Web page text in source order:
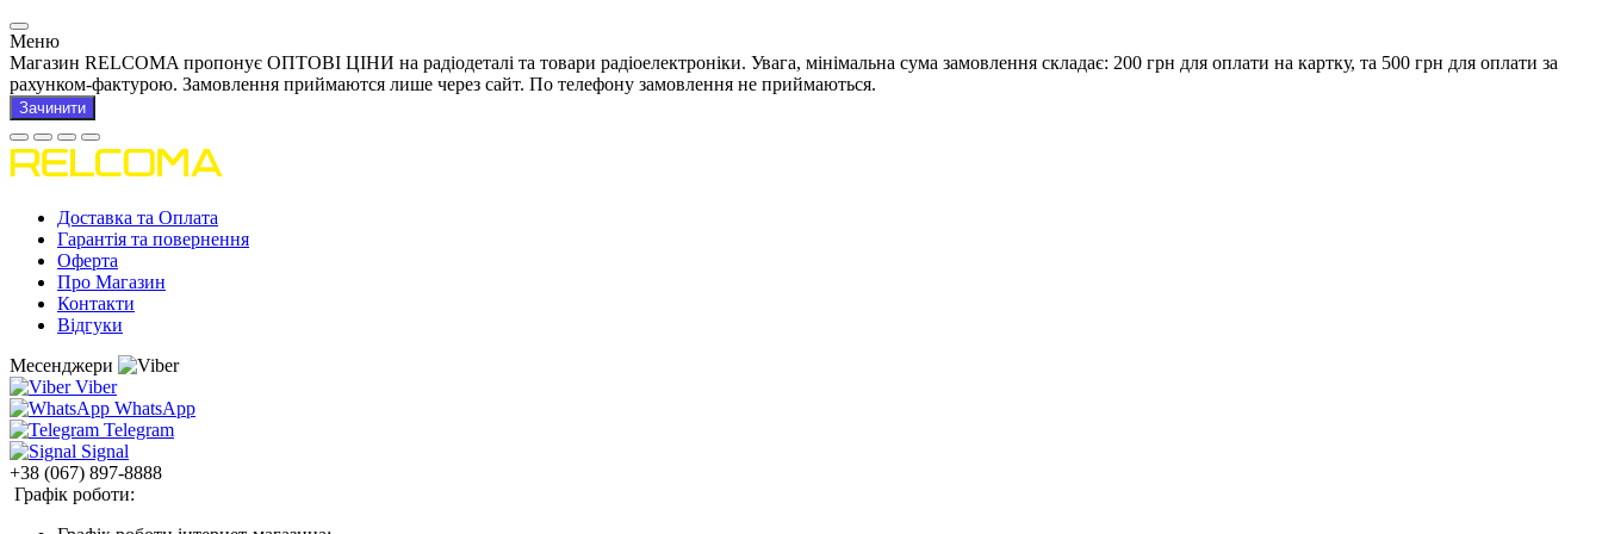
Меню
Магазин RELCOMA пропонує ОПТОВІ ЦІНИ на радіодеталі та товари радіоелектроніки. Увага, мінімальна сума замовлення складає: 200 грн для оплати на картку, та 500 грн для оплати за
рахунком-фактурою. Замовлення приймаются лише через сайт. По телефону замовлення не приймаються.
Зачинити
Доставка та Оплата
Гарантія та повернення
Оферта
Про Магазин
Контакти
Відгуки
Месенджери
Viber
WhatsApp
Telegram
Signal
+38 (067) 897-8888
Графік роботи: